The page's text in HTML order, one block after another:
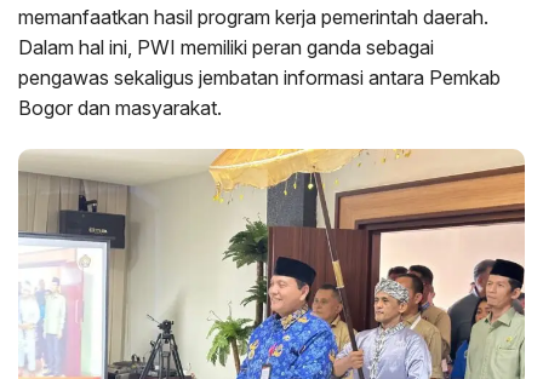
memanfaatkan hasil program kerja pemerintah daerah.
Dalam hal ini, PWI memiliki peran ganda sebagai
pengawas sekaligus jembatan informasi antara Pemkab
Bogor dan masyarakat.